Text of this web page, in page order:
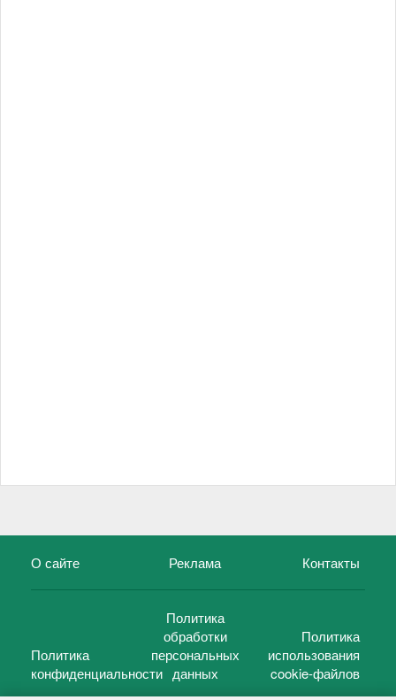
О сайте Реклама Контакты
Политика
конфиденциальности
Политика
обработки
персональных
данных
Политика
использования
cookie-файлов